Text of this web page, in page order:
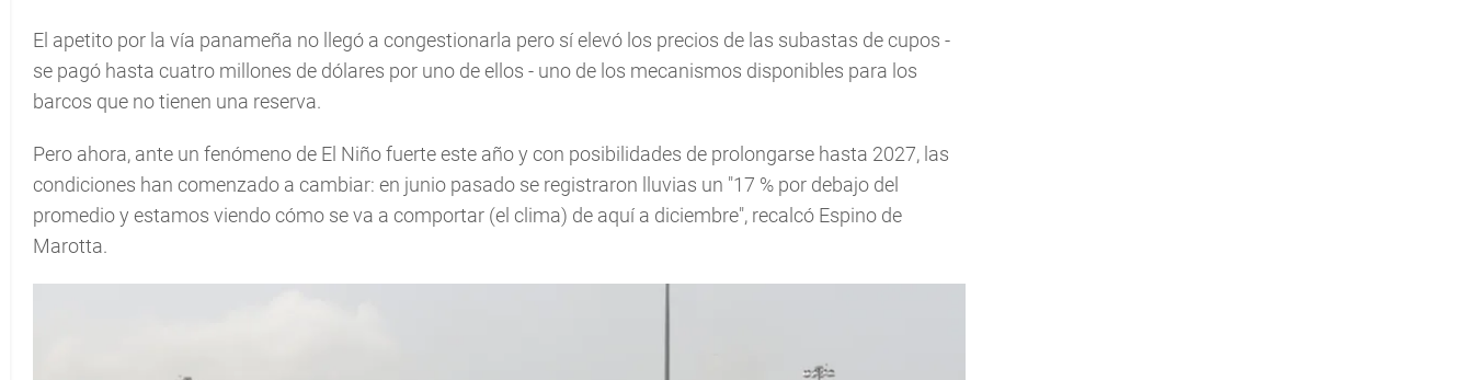
El apetito por la vía panameña no llegó a congestionarla pero sí elevó los precios de las subastas de cupos -
se pagó hasta cuatro millones de dólares por uno de ellos - uno de los mecanismos disponibles para los
barcos que no tienen una reserva.
Pero ahora, ante un fenómeno de El Niño fuerte este año y con posibilidades de prolongarse hasta 2027, las
condiciones han comenzado a cambiar: en junio pasado se registraron lluvias un "17 % por debajo del
promedio y estamos viendo cómo se va a comportar (el clima) de aquí a diciembre", recalcó Espino de
Marotta.